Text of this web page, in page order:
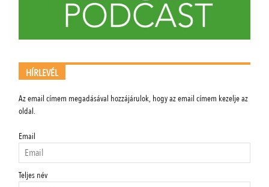
HÍRLEVÉL
Az email címem megadásával hozzájárulok, hogy az email címem kezelje az
oldal.
Email
Teljes név